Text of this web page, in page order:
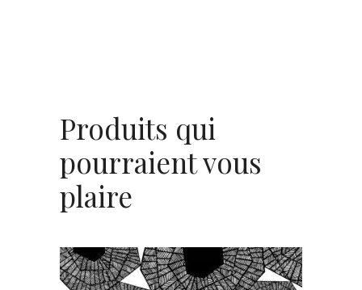
Produits qui
pourraient vous
plaire